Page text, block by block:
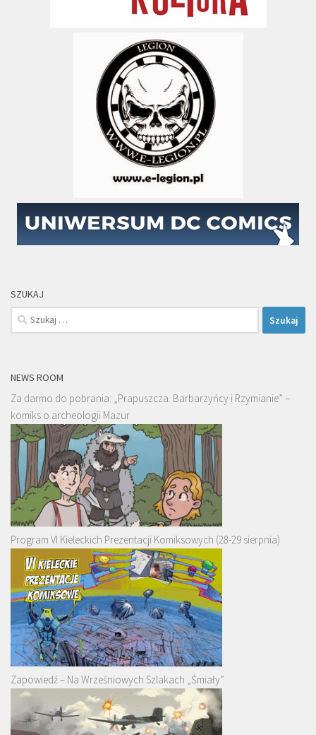
SZUKAJ
Szukaj:
NEWS ROOM
Za darmo do pobrania: „Prapuszcza. Barbarzyńcy i Rzymianie” –
komiks o archeologii Mazur
Program VI Kieleckich Prezentacji Komiksowych (28-29 sierpnia)
Zapowiedź – Na Wrześniowych Szlakach „Śmiały”